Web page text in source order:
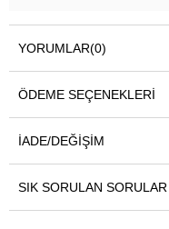
YORUMLAR(0)
ÖDEME SEÇENEKLERI
İADE/DEĞIŞIM
SIK SORULAN SORULAR